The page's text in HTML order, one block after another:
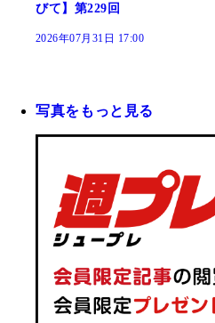
びて】第229回
2026年07月31日 17:00
写真をもっと見る